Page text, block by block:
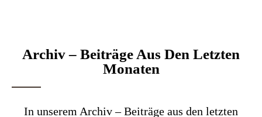
Archiv – Beiträge Aus Den Letzten
Monaten
In unserem Archiv – Beiträge aus den letzten